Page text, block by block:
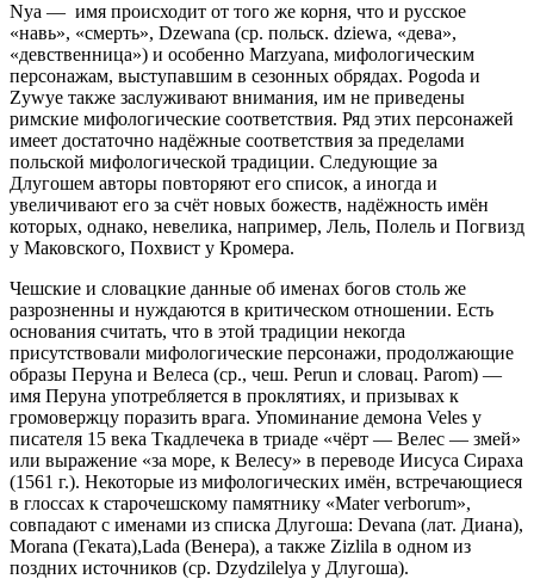
Nya — имя происходит от того же корня, что и русское
«навь», «смерть», Dzewana (ср. польск. dziewa, «дева»,
«девственница») и особенно Marzyana, мифологическим
персонажам, выступавшим в сезонных обрядах. Pogoda и
Zywye также заслуживают внимания, им не приведены
римские мифологические соответствия. Ряд этих персонажей
имеет достаточно надёжные соответствия за пределами
польской мифологической традиции. Следующие за
Длугошем авторы повторяют его список, а иногда и
увеличивают его за счёт новых божеств, надёжность имён
которых, однако, невелика, например, Лель, Полель и Погвизд
у Маковского, Похвист у Кромера.
Чешские и словацкие данные об именах богов столь же
разрозненны и нуждаются в критическом отношении. Есть
основания считать, что в этой традиции некогда
присутствовали мифологические персонажи, продолжающие
образы Перуна и Велеса (ср., чеш. Perun и словац. Parom) —
имя Перуна употребляется в проклятиях, и призывах к
громовержцу поразить врага. Упоминание демона Veles у
писателя 15 века Ткадлечека в триаде «чёрт — Велес — змей»
или выражение «за море, к Велесу» в переводе Иисуса Сираха
(1561 г.). Некоторые из мифологических имён, встречающиеся
в глоссах к старочешскому памятнику «Mater verborum»,
совпадают с именами из списка Длугоша: Devana (лат. Диана),
Моrаnа (Геката),Lada (Венера), а также Zizlila в одном из
поздних источников (ср. Dzydzilelya у Длугоша).